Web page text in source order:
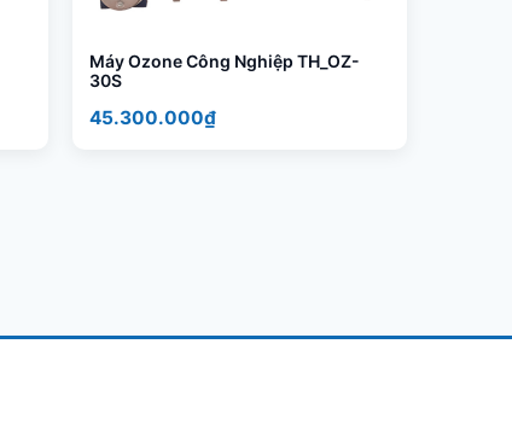
Máy Ozone Công Nghiệp TH_OZ-
30S
45.300.000₫